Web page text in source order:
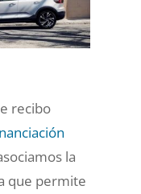
recibo
la
que permite